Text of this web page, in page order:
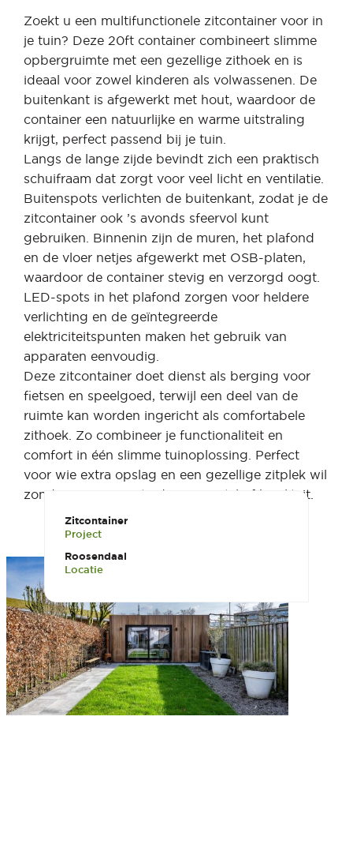
Zitcontainer
Project
Roosendaal
Locatie
Zoekt u een multifunctionele zitcontainer voor in
je tuin? Deze 20ft container combineert slimme
opbergruimte met een gezellige zithoek en is
ideaal voor zowel kinderen als volwassenen. De
buitenkant is afgewerkt met hout, waardoor de
container een natuurlijke en warme uitstraling
krijgt, perfect passend bij je tuin.
Langs de lange zijde bevindt zich een praktisch
schuifraam dat zorgt voor veel licht en ventilatie.
Buitenspots verlichten de buitenkant, zodat je de
zitcontainer ook ’s avonds sfeervol kunt
gebruiken. Binnenin zijn de muren, het plafond
en de vloer netjes afgewerkt met OSB-platen,
waardoor de container stevig en verzorgd oogt.
LED-spots in het plafond zorgen voor heldere
verlichting en de geïntegreerde
elektriciteitspunten maken het gebruik van
apparaten eenvoudig.
Deze zitcontainer doet dienst als berging voor
fietsen en speelgoed, terwijl een deel van de
ruimte kan worden ingericht als comfortabele
zithoek. Zo combineer je functionaliteit en
comfort in één slimme tuinoplossing. Perfect
voor wie extra opslag en een gezellige zitplek wil
zonder concessies te doen aan stijl of kwaliteit.